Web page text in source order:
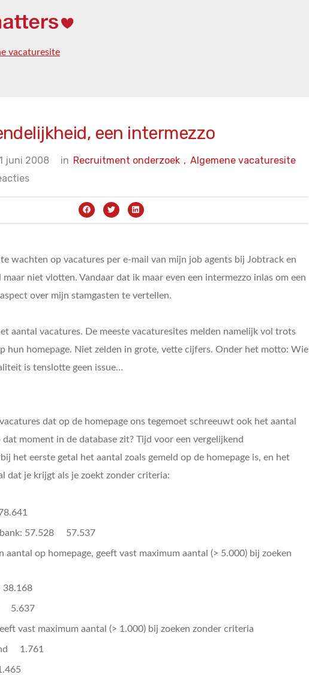
vacaturesite
een intermezzo
juni 2008 in Algemene vacaturesite
Recruitment onderzoek ,
wachten op vacatures per e-mail van mijn job agents bij Jobtrack en
niet vlotten. Vandaar dat ik maar even een intermezzo inlas om een
over mijn stamgasten te vertellen.
aantal vacatures. De meeste vacaturesites melden namelijk vol trots
hun homepage. Niet zelden in grote, vette cijfers. Onder het motto: Wie
is tenslotte geen issue…
dat op de homepage ons tegemoet schreeuwt ook het aantal
moment in de database zit? Tijd voor een vergelijkend
het eerste getal het aantal zoals gemeld op de homepage is, en het
dat je krijgt als je zoekt zonder criteria:
57.528 57.537
aantal op homepage, geeft vast maximum aantal (> 5.000) bij zoeken
5.637
vast maximum aantal (> 1.000) bij zoeken zonder criteria
1.761